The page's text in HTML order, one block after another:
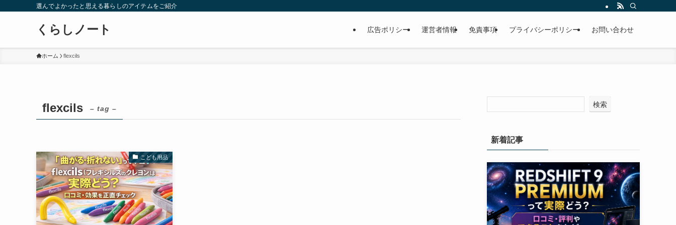
選んでよかったと思える暮らしのアイテムをご紹介
くらしノート 広告ポリシー 運営者情報 免責事項 プライバシーポリシー お問い合わせ
ホーム flexcils
flexcils – tag –
こども用品
検索
新着記事